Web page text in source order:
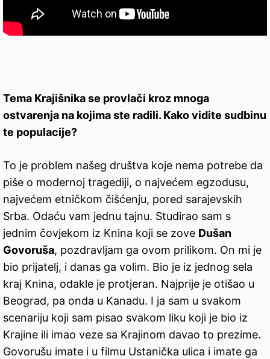
Tema Krajišnika se provlači kroz mnoga
ostvarenja na kojima ste radili. Kako vidite sudbinu
te populacije?
To je problem našeg društva koje nema potrebe da
piše o modernoj tragediji, o najvećem egzodusu,
najvećem etničkom čišćenju, pored sarajevskih
Srba. Odaću vam jednu tajnu. Studirao sam s
jednim čovjekom iz Knina koji se zove Dušan
Govoruša, pozdravljam ga ovom prilikom. On mi je
bio prijatelj, i danas ga volim. Bio je iz jednog sela
kraj Knina, odakle je protjeran. Najprije je otišao u
Beograd, pa onda u Kanadu. I ja sam u svakom
scenariju koji sam pisao svakom liku koji je bio iz
Krajine ili imao veze sa Krajinom davao to prezime.
Govorušu imate i u filmu Ustanička ulica i imate ga